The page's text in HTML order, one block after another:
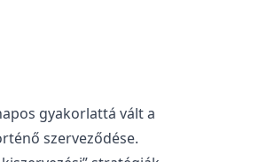
gyakorlattá vált a
szerveződése.